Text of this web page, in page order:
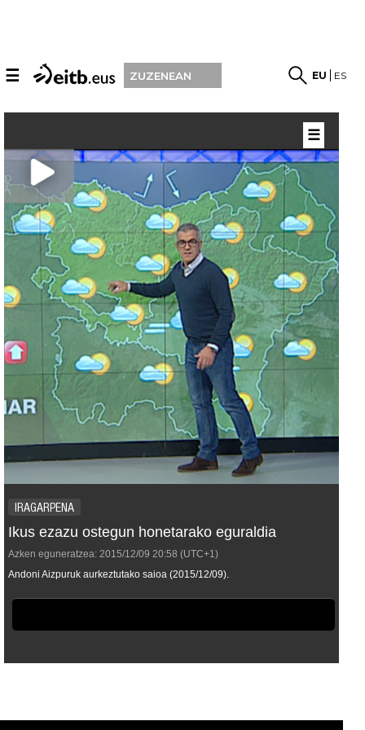
☰ ZUZENEAN EU ES
IRAGARPENA
Ikus ezazu ostegun honetarako eguraldia
Azken eguneratzea: 2015/12/09 20:58 (UTC+1)
Andoni Aizpuruk aurkeztutako saioa (2015/12/09).
☰